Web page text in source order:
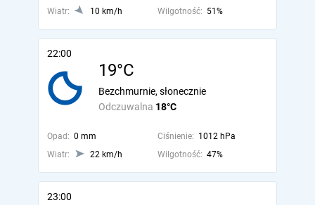
Wiatr:
10 km/h Wilgotność: 51%
22:00
19°C
Odczuwalna 18°C
Bezchmurnie, słonecznie
Opad: 0 mm Ciśnienie: 1012 hPa
Wiatr:
22 km/h Wilgotność: 47%
23:00